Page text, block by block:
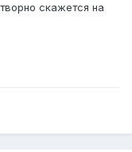
скажется на